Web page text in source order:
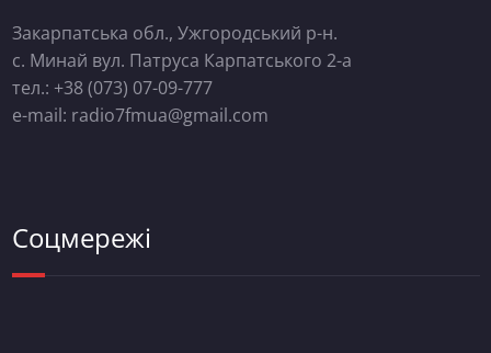
Закарпатська обл., Ужгородський р-н.
с. Минай вул. Патруса Карпатського 2-а
тел.: +38 (073) 07-09-777
e-mail: radio7fmua@gmail.com
Соцмережі